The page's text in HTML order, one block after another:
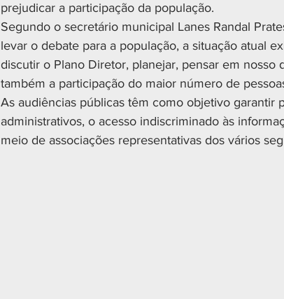
prejudicar a participação da população.
Segundo o secretário municipal Lanes Randal
levar o debate para a população, a situação atual
discutir o Plano Diretor, planejar, pensar em nosso
também a participação do maior número de
As audiências públicas têm como objetivo garantir
administrativos, o acesso indiscriminado às
meio de associações representativas dos vários